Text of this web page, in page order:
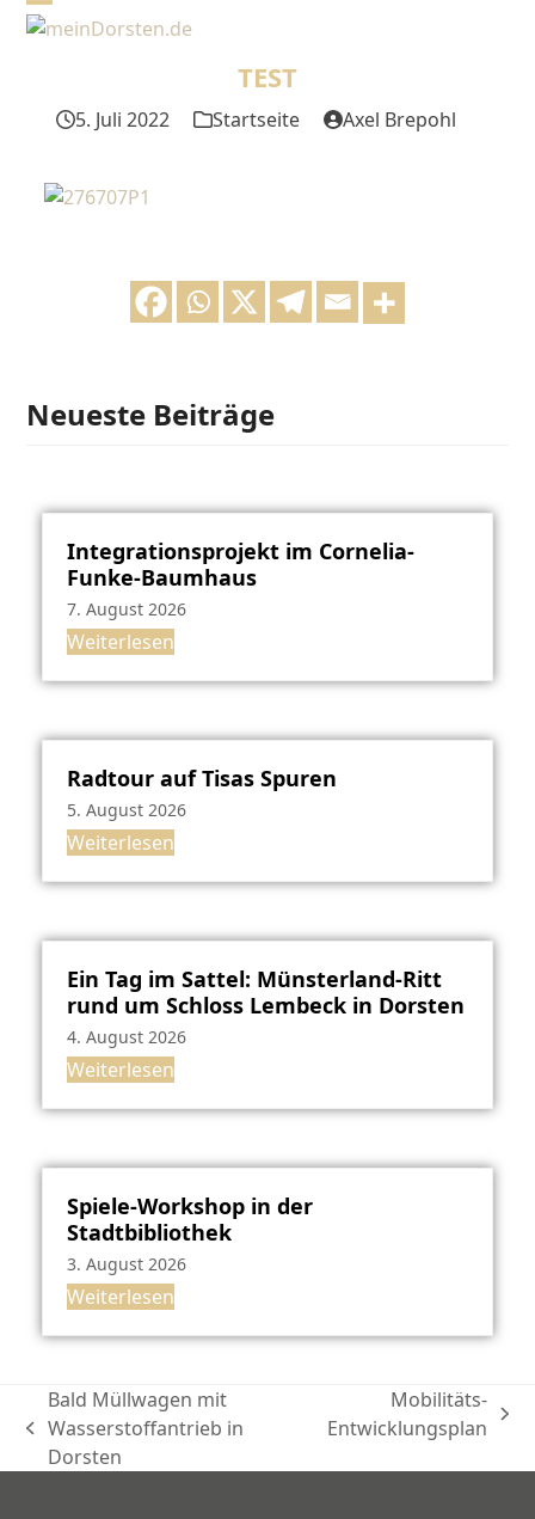
SkipOpen
menu
Close
menu
TEST
5. Juli 2022 Startseite Axel Brepohl
Neueste Beiträge
Integrationsprojekt im Cornelia-
Funke-Baumhaus
7. August 2026
Weiterlesen
Radtour auf Tisas Spuren
5. August 2026
Weiterlesen
Ein Tag im Sattel: Münsterland-Ritt
rund um Schloss Lembeck in Dorsten
4. August 2026
Weiterlesen
Spiele-Workshop in der
Stadtbibliothek
3. August 2026
Weiterlesen
vorheriger
Beitrag:
Bald Müllwagen mit
Wasserstoffantrieb in
Dorsten
Nächster
Mobilitäts-
Entwicklungsplan